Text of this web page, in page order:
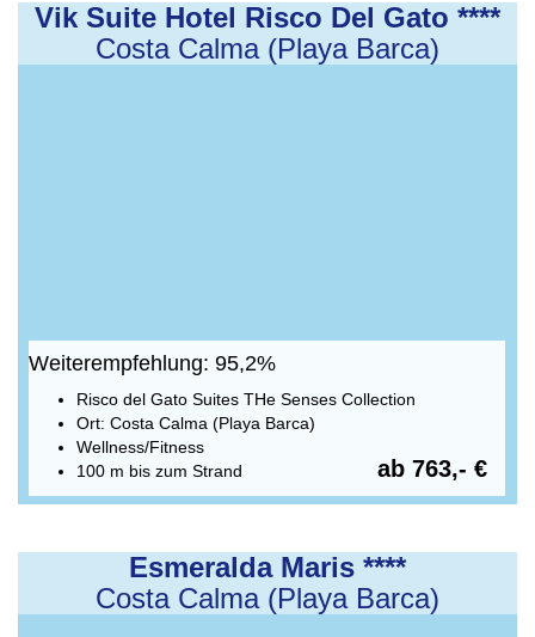
Vik Suite Hotel Risco Del Gato ****
Costa Calma (Playa Barca)
Weiterempfehlung: 95,2%
Risco del Gato Suites THe Senses Collection
Ort: Costa Calma (Playa Barca)
Wellness/Fitness
100 m bis zum Strand
ab 763,- €
Esmeralda Maris ****
Costa Calma (Playa Barca)